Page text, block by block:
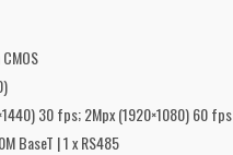
30 fps; 2Mpx (1920×1080) 60 fps
BaseT | 1 x RS485